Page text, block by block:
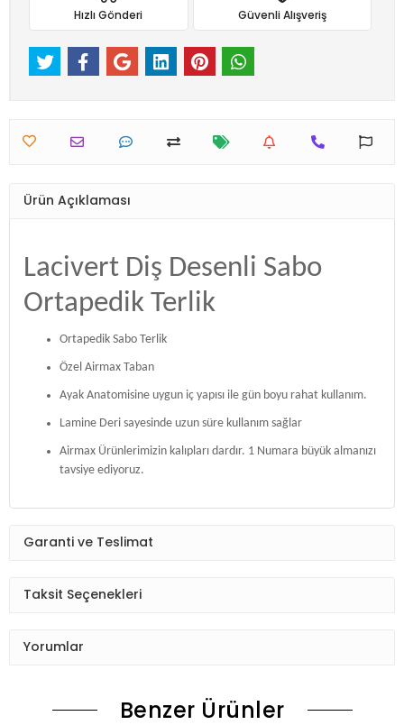
Hızlı Gönderi Güvenli Alışveriş
Ürün Açıklaması
Lacivert Diş Desenli Sabo
Ortapedik Terlik
Ortapedik Sabo Terlik
Özel Airmax Taban
Ayak Anatomisine uygun iç yapısı ile gün boyu rahat kullanım.
Lamine Deri sayesinde uzun süre kullanım sağlar
Airmax Ürünlerimizin kalıpları dardır. 1 Numara büyük almanızı
tavsiye ediyoruz.
Garanti ve Teslimat
Taksit Seçenekleri
Yorumlar
Benzer Ürünler